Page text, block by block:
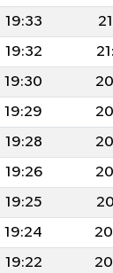
19:33
19:32
19:30
19:29
19:28
19:26
19:25
19:24
19:22